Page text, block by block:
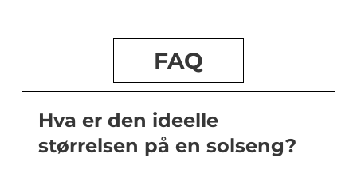
FAQ
Hva er den ideelle
størrelsen på en solseng?